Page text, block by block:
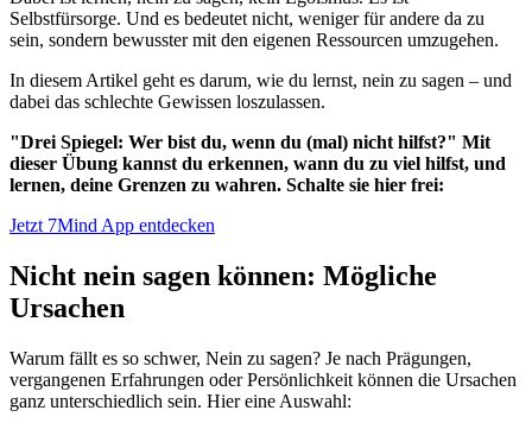
Selbstfürsorge. Und es bedeutet nicht, weniger für andere da zu
sein, sondern bewusster mit den eigenen Ressourcen umzugehen.
In diesem Artikel geht es darum, wie du lernst, nein zu sagen – und
dabei das schlechte Gewissen loszulassen.
"Drei Spiegel: Wer bist du, wenn du (mal) nicht hilfst?" Mit
dieser Übung kannst du erkennen, wann du zu viel hilfst, und
lernen, deine Grenzen zu wahren. Schalte sie hier frei:
Jetzt 7Mind App entdecken
Nicht nein sagen können: Mögliche
Ursachen
Warum fällt es so schwer, Nein zu sagen? Je nach Prägungen,
vergangenen Erfahrungen oder Persönlichkeit können die Ursachen
ganz unterschiedlich sein. Hier eine Auswahl: